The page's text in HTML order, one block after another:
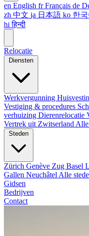
en English fr Français de
zh 中文 ja 日本語 ko 한국
hi हिन्दी
Relocatie
Diensten
Werkvergunning
Vestiging & procedures
verhuizing Dierenrelocatie
Vertrek uit Zwitserland Alle
Steden
Zürich Genève Zug Basel
Gallen Neuchâtel Alle
Gidsen
Bedrijven
Contact